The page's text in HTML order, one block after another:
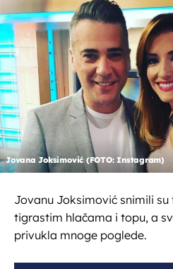
Jovana Joksimović (FOTO: Instagram)
Jovanu Joksimović snimili
tigrastim hlačama i topu, a
privukla mnoge poglede.
OMOGUĆI